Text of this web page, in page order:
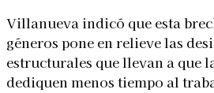
Villanueva indicó que esta
géneros pone en relieve las
estructurales que llevan a que
dediquen menos tiempo al